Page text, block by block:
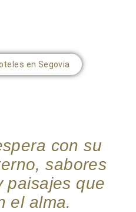
en Segovia
con su
sabores
paisajes que
el alma.